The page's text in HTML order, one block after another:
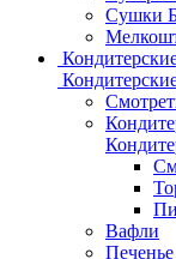
Сушки
Вафли
Печенье